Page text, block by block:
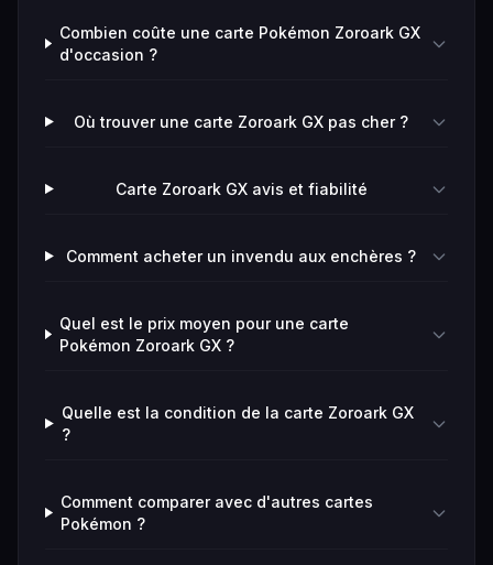
Combien coûte une carte Pokémon Zoroark GX
d'occasion ?
Où trouver une carte Zoroark GX pas cher ?
Carte Zoroark GX avis et fiabilité
Comment acheter un invendu aux enchères ?
Quel est le prix moyen pour une carte
Pokémon Zoroark GX ?
Quelle est la condition de la carte Zoroark GX
?
Comment comparer avec d'autres cartes
Pokémon ?